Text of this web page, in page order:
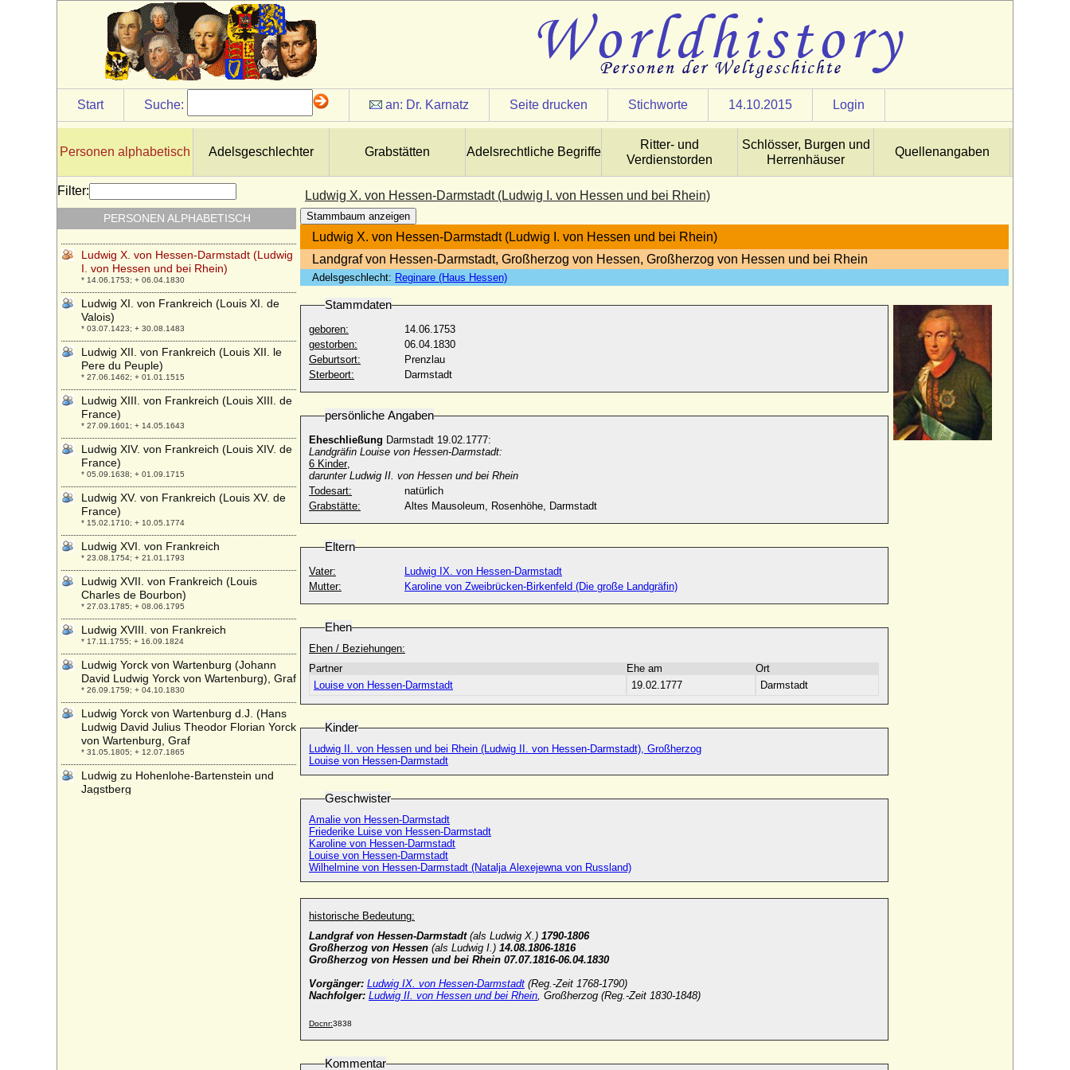
Start Suche: an: Dr. Karnatz Seite drucken Stichworte 14.10.2015 Login
Personen alphabetisch Adelsgeschlechter Grabstätten Adelsrechtliche Begriffe
Ritter- und
Verdienstorden
Schlösser, Burgen und
Herrenhäuser
Quellenangaben
Ludwig X. von Hessen-Darmstadt (Ludwig I. von Hessen und bei Rhein)
Stammbaum anzeigen
Ludwig X. von Hessen-Darmstadt (Ludwig I. von Hessen und bei Rhein)
Landgraf von Hessen-Darmstadt, Großherzog von Hessen, Großherzog von Hessen und bei Rhein
Adelsgeschlecht: Reginare (Haus Hessen)
Stammdaten
geboren:
14.06.1753
gestorben:
06.04.1830
Geburtsort:
Prenzlau
Sterbeort:
Darmstadt
persönliche Angaben
Eheschließung Darmstadt 19.02.1777:
Landgräfin Louise von Hessen-Darmstadt:
6 Kinder,
darunter Ludwig II. von Hessen und bei Rhein
Todesart:
natürlich
Grabstätte:
Altes Mausoleum, Rosenhöhe, Darmstadt
Eltern
Vater:
Ludwig IX. von Hessen-Darmstadt
Mutter:
Karoline von Zweibrücken-Birkenfeld (Die große Landgräfin)
Ehen
Ehen / Beziehungen:
Partner
Ehe am
Ort
Louise von Hessen-Darmstadt
19.02.1777 Darmstadt
Kinder
Ludwig II. von Hessen und bei Rhein (Ludwig II. von Hessen-Darmstadt), Großherzog
Louise von Hessen-Darmstadt
Geschwister
Amalie von Hessen-Darmstadt
Friederike Luise von Hessen-Darmstadt
Karoline von Hessen-Darmstadt
Louise von Hessen-Darmstadt
Wilhelmine von Hessen-Darmstadt (Natalja Alexejewna von Russland)
historische Bedeutung:
Landgraf von Hessen-Darmstadt(als Ludwig X.) 1790-1806
Großherzog von Hessen (als Ludwig I.) 14.08.1806-1816
Großherzog von Hessen und bei Rhein 07.07.1816-06.04.1830
Vorgänger: Ludwig IX. von Hessen-Darmstadt (Reg.-Zeit 1768-1790)
Nachfolger: Ludwig II. von Hessen und bei Rhein, Großherzog (Reg.-Zeit 1830-1848)
Docnr:3838
Kommentar
Filter:
PERSONEN ALPHABETISCH
Fromme), Herzog
* 01.01.1554; + 28.08.1593
Ludwig Wilhelm in Bayern
* 17.01.1884; + 05.11.1968
Ludwig Wilhelm in Bayern (Ludwig Herzog
in Bayern)
* 21.06.1831; + 06.11.1920
Ludwig Wilhelm von Baden-Baden
* 08.04.1655; + 04.01.1707
* 18.09.1495; + 22.04.1545
Ludwig X. von Frankreich (Louis X le
Hutin)
* 04.10.1289; + 05.06.1316
Ludwig X. von Hessen-Darmstadt (Ludwig
I. von Hessen und bei Rhein)
* 14.06.1753; + 06.04.1830
Ludwig XI. von Frankreich (Louis XI. de
Valois)
* 03.07.1423; + 30.08.1483
Ludwig XII. von Frankreich (Louis XII. le
Pere du Peuple)
* 27.06.1462; + 01.01.1515
Ludwig XIII. von Frankreich (Louis XIII. de
France)
* 27.09.1601; + 14.05.1643
Ludwig XIV. von Frankreich (Louis XIV. de
France)
* 05.09.1638; + 01.09.1715
Ludwig XV. von Frankreich (Louis XV. de
France)
* 15.02.1710; + 10.05.1774
Ludwig XVI. von Frankreich
* 23.08.1754; + 21.01.1793
Ludwig XVII. von Frankreich (Louis
Charles de Bourbon)
* 27.03.1785; + 08.06.1795
Ludwig XVIII. von Frankreich
* 17.11.1755; + 16.09.1824
Ludwig Yorck von Wartenburg (Johann
David Ludwig Yorck von Wartenburg), Graf
* 26.09.1759; + 04.10.1830
Ludwig Yorck von Wartenburg d.J. (Hans
Ludwig David Julius Theodor Florian Yorck
von Wartenburg, Graf
* 31.05.1805; + 12.07.1865
Ludwig zu Hohenlohe-Bartenstein und
Jagstberg